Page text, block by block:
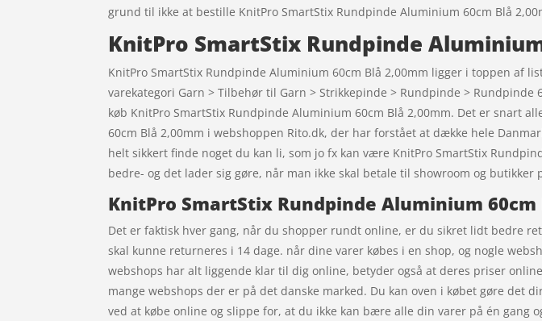
grund til ikke at bestille KnitPro SmartStix Rundpinde Aluminium 60cm Blå
KnitPro SmartStix Rundpinde
KnitPro SmartStix Rundpinde Aluminium 60cm Blå 2,00mm ligger i toppen af
varekategori Garn > Tilbehør til Garn > Strikkepinde > Rundpinde >
køb KnitPro SmartStix Rundpinde Aluminium 60cm Blå 2,00mm. Det er snart
60cm Blå 2,00mm i webshoppen Rito.dk, der har forstået at dække hele
helt sikkert finde noget du kan li, som jo fx kan være KnitPro SmartStix
bedre- og det lader sig gøre, når man ikke skal betale til showroom og butikker
KnitPro SmartStix Rundpinde Aluminium
Det er faktisk hver gang, når du shopper rundt online, er du sikret lidt bedre
skal kunne returneres i 14 dage. når dine varer købes i en shop, og nogle
webshops har alt liggende klar til dig online, betyder også at deres priser
mange webshops der er på det danske marked. Du kan oven i købet gøre
ved at købe online og slippe for, at du ikke kan bære alle din varer på én gang